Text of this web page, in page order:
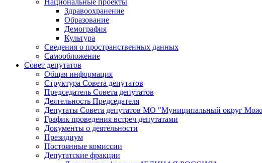
Здравоохранение
Образование
Демография
Культура
Сведения о пространственных данных
Самообложение
Совет депутатов
Общая информация
Структура Совета депутатов
Председатель Совета депутатов
Деятельность Председателя
Депутаты Совета депутатов МО "Муниципальный округ
График проведения встреч депутатами
Документы о деятельности
Президиум
Постоянные комиссии
Депутатские фракции